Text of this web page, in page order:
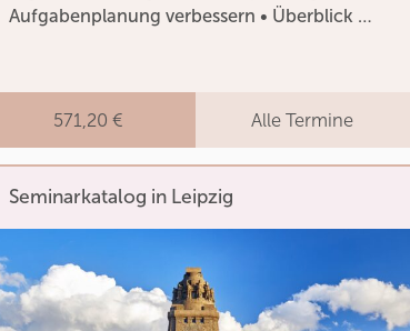
Aufgabenplanung verbessern • Überblick …
571,20 € Alle Termine
Seminarkatalog in Leipzig